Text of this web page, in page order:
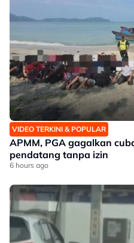
VIDEO TERKINI & POPULAR
APMM, PGA gagalkan
pendatang tanpa izin
6 hours ago